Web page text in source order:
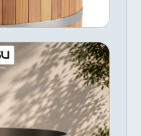
with stainless
structural
The stainless
and resistant
for regular cold
functional
or recovery
ำหรับ 3–4 คน
Steel Ice Bath
therapy with the
Steel Ice